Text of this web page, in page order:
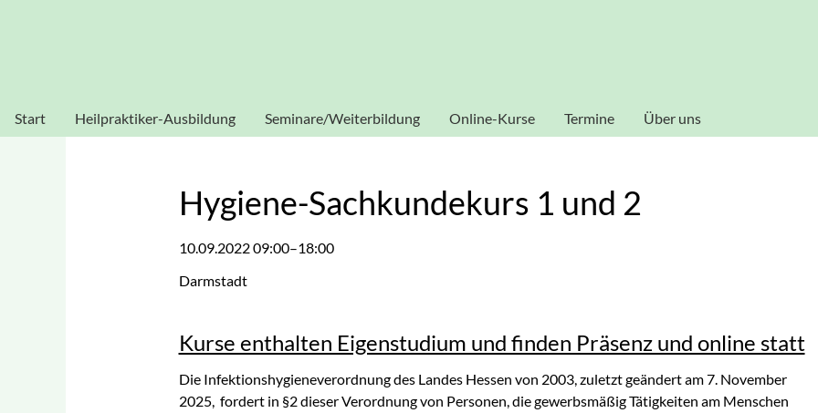
Start Heilpraktiker-Ausbildung Seminare/Weiterbildung
Blutegeltherapie
Kinesiologie
Labor-Seminar
Online-Kurse Termine Über uns
Hygiene-Sachkundekurs 1 und 2
10.09.2022 09:00–18:00
Darmstadt
Kurse enthalten Eigenstudium und finden Präsenz und online statt
Die Infektionshygieneverordnung des Landes Hessen von 2003, zuletzt geändert am 7. November
2025, fordert in §2 dieser Verordnung von Personen, die gewerbsmäßig Tätigkeiten am Menschen